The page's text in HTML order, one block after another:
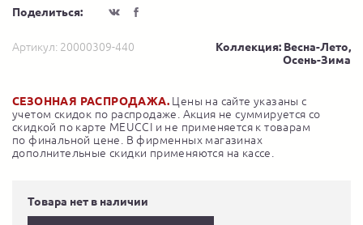
Поделиться:
Артикул: 20000309-440
Коллекция: Весна-Лето,
Осень-Зима
СЕЗОННАЯ РАСПРОДАЖА. Цены на сайте указаны с
учетом скидок по распродаже. Акция не суммируется со
скидкой по карте MEUCCI и не применяется к товарам
по финальной цене. В фирменных магазинах
дополнительные скидки применяются на кассе.
Товара нет в наличии